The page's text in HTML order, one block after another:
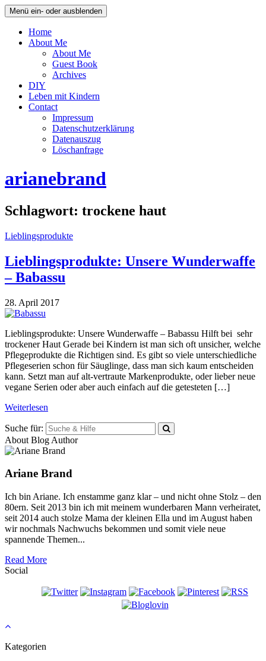
Menü ein- oder ausblenden
Home
About Me
About Me
Guest Book
Archives
DIY
Leben mit Kindern
Contact
Impressum
Datenschutzerklärung
Datenauszug
Löschanfrage
arianebrand
Schlagwort: trockene haut
Lieblingsprodukte
Lieblingsprodukte: Unsere Wunderwaffe
– Babassu
28. April 2017
Lieblingsprodukte: Unsere Wunderwaffe – Babassu Hilft bei sehr
trockener Haut Gerade bei Kindern ist man sich oft unsicher, welche
Pflegeprodukte die Richtigen sind. Es gibt so viele unterschiedliche
Pflegeserien schon für Säuglinge, dass man sich kaum entscheiden
kann. Setzt man auf alt-vertraute Markenprodukte, oder lieber neue
vegane Serien oder aber auch einfach auf die getesteten […]
Weiterlesen
Suche für:
About Blog Author
Ariane Brand
Ich bin Ariane. Ich enstamme ganz klar – und nicht ohne Stolz – den
80ern. Seit 2013 bin ich mit meinem wunderbaren Mann verheiratet,
seit 2014 auch stolze Mama der kleinen Ella und im August haben
wir nochmals Nachwuchs bekommen und somit viele neue
spannende Themen...
Read More
Social
Kategorien